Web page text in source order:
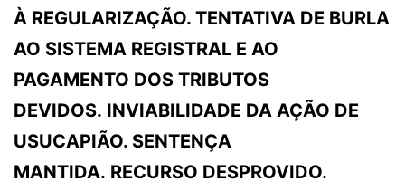
À REGULARIZAÇÃO. TENTATIVA DE BURLA
AO SISTEMA REGISTRAL E AO
PAGAMENTO DOS TRIBUTOS
DEVIDOS. INVIABILIDADE DA AÇÃO DE
USUCAPIÃO. SENTENÇA
MANTIDA. RECURSO DESPROVIDO.